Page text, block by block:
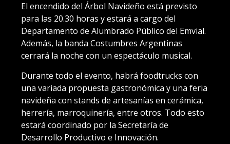
El encendido del Árbol Navideño está previsto
para las 20.30 horas y estará a cargo del
Departamento de Alumbrado Público del Emvial.
Además, la banda Costumbres Argentinas
cerrará la noche con un espectáculo musical.
Durante todo el evento, habrá foodtrucks con
una variada propuesta gastronómica y una feria
navideña con stands de artesanías en cerámica,
herrería, marroquinería, entre otros. Todo esto
estará coordinado por la Secretaría de
Desarrollo Productivo e Innovación.